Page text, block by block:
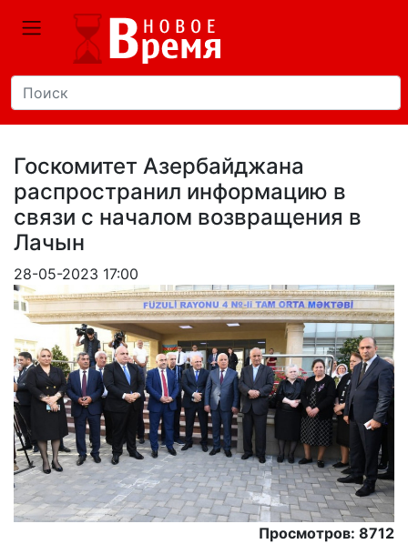
Госкомитет Азербайджана
распространил информацию в
связи с началом возвращения в
Лачын
28-05-2023 17:00
Просмотров: 8712